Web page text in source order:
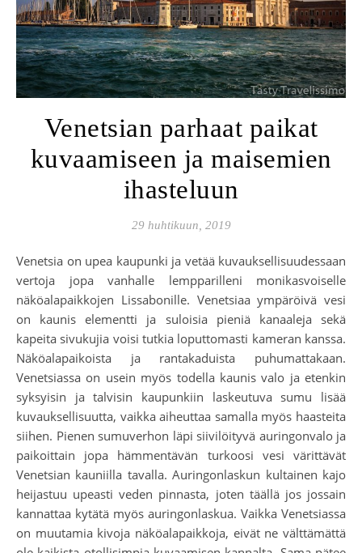
Venetsian parhaat paikat
kuvaamiseen ja maisemien
ihasteluun
29 huhtikuun, 2019
Venetsia on upea kaupunki ja vetää kuvauksellisuudessaan
vertoja jopa vanhalle lempparilleni monikasvoiselle
näköalapaikkojen Lissabonille. Venetsiaa ympäröivä vesi
on kaunis elementti ja suloisia pieniä kanaaleja sekä
kapeita sivukujia voisi tutkia loputtomasti kameran kanssa.
Näköalapaikoista ja rantakaduista puhumattakaan.
Venetsiassa on usein myös todella kaunis valo ja etenkin
syksyisin ja talvisin kaupunkiin laskeutuva sumu lisää
kuvauksellisuutta, vaikka aiheuttaa samalla myös haasteita
siihen. Pienen sumuverhon läpi siivilöityvä auringonvalo ja
paikoittain jopa hämmentävän turkoosi vesi värittävät
Venetsian kauniilla tavalla. Auringonlaskun kultainen kajo
heijastuu upeasti veden pinnasta, joten täällä jos jossain
kannattaa kytätä myös auringonlaskua. Vaikka Venetsiassa
on muutamia kivoja näköalapaikkoja, eivät ne välttämättä